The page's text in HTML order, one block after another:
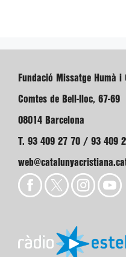
Fundació Missatge Humà i
Comtes de Bell-lloc, 67-69
08014 Barcelona
T. 93 409 27 70 / 93 409